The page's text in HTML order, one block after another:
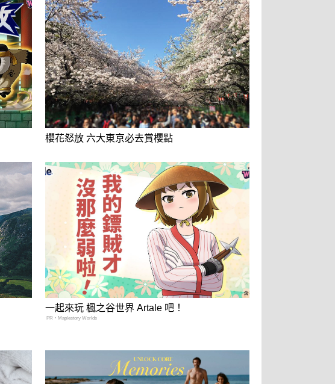
櫻花怒放 六大東京必去賞櫻點
一起來玩 楓之谷世界 Artale 吧！
PR・Maplestory Worlds